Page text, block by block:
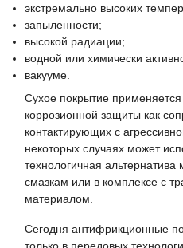
экстремально высоких
запыленности;
высокой радиации;
водной или химически
вакууме.
Сухое покрытие
коррозионной защиты как
контактирующих с
некоторых случаях может
технологичная
смазкам или в комплексе с
материалом.
Сегодня антифрикционные